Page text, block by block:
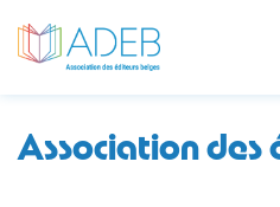
Association des